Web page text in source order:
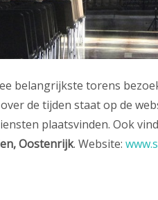
belangrijkste torens
de tijden staat op de
plaatsvinden. Ook
Oostenrijk. Website: